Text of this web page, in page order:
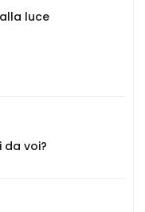
luce
da voi?